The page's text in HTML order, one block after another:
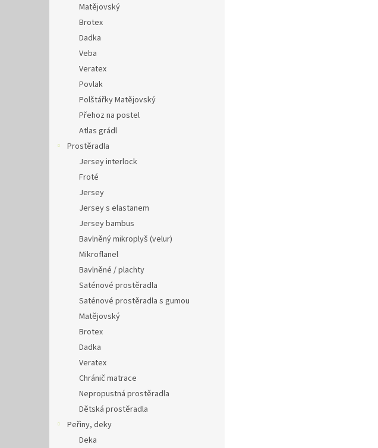
Matějovský
Brotex
Dadka
Veba
Veratex
Povlak
Polštářky Matějovský
Přehoz na postel
Atlas grádl
Prostěradla
Jersey interlock
Froté
Jersey
Jersey s elastanem
Jersey bambus
Bavlněný mikroplyš (velur)
Mikroflanel
Bavlněné / plachty
Saténové prostěradla
Saténové prostěradla s gumou
Matějovský
Brotex
Dadka
Veratex
Chránič matrace
Nepropustná prostěradla
Dětská prostěradla
Peřiny, deky
Deka